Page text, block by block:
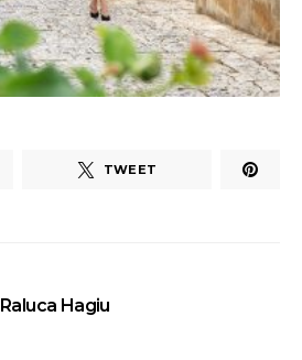
TWEET
Raluca Hagiu